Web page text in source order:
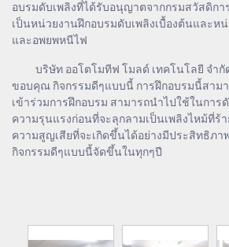
อบรมดับเพลิงที่ได้รับอนุญาตจากกรมสวัสดิกา
เป็นหน่วยงานฝึกอบรมดับเพลิงเบื้องต้นและห
และอพยพหนีไฟ
บริษัท ออโตโมทีฟ โมลด์ เทคโนโลยี จำกั
ขอบคุณ กิจกรรมดีๆแบบนี้ การฝึกอบรมนี้สาม
เข้าร่วมการฝึกอบรม สามารถนำไปใช้ในการ
ความรุนแรงก่อนที่จะลุกลามเป็นเพลิงไหม้ที่ร้
ความสูญเสียที่จะเกิดขึ้นได้อย่างมีประสิทธิภา
กิจกรรมดีๆแบบนี้จัดขึ้นในทุกๆปี